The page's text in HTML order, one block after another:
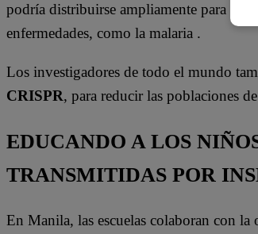
podría distribuirse ampliamente para la
enfermedades, como la malaria .
Los investigadores de todo el mundo
CRISPR, para reducir las poblaciones
EDUCANDO A LOS
TRANSMITIDAS POR
En Manila, las escuelas colaboran con